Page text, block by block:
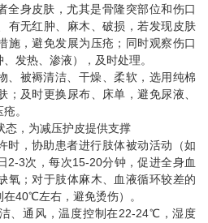
全身皮肤，尤其是骨隆突部位和伤口
有无红肿、麻木、破损，若发现皮肤
施，避免发展为压疮；同时观察伤口
发热、渗液），及时处理。
、被褥清洁、干燥、柔软，选用纯棉
及时更换尿布、床单，避免尿液、
。
态，为减压护皮提供支撑
时，协助患者进行肢体被动活动（如
2-3次，每次15-20分钟，促进全身血
氧；对于肢体麻木、血液循环较差的
40℃左右，避免烫伤）。
、通风，温度控制在22-24℃，湿度